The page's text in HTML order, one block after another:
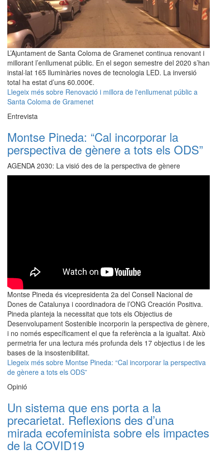
L’Ajuntament de Santa Coloma de Gramenet continua renovant i
millorant l’enllumenat públic. En el segon semestre del 2020 s’han
instal·lat 165 lluminàries noves de tecnologia LED. La inversió
total ha estat d’uns 60.000€.
Llegeix més sobre Renovació i millora de l'enllumenat públic a
Santa Coloma de Gramenet
Entrevista
Montse Pineda: “Cal incorporar la
perspectiva de gènere a tots els ODS”
AGENDA 2030: La visió des de la perspectiva de gènere
Montse Pineda és vicepresidenta 2a del Consell Nacional de
Dones de Catalunya i coordinadora de l’ONG Creación Positiva.
Pineda planteja la necessitat que tots els Objectius de
Desenvolupament Sostenible incorporin la perspectiva de gènere,
i no només específicament el que fa referència a la igualtat. Això
permetria fer una lectura més profunda dels 17 objectius i de les
bases de la insostenibilitat.
Llegeix més sobre Montse Pineda: “Cal incorporar la perspectiva
de gènere a tots els ODS”
Opinió
Un sistema que ens porta a la
precarietat. Reflexions des d’una
mirada ecofeminista sobre els impactes
de la COVID19